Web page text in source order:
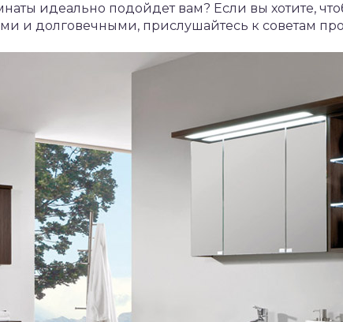
идеально подойдет вам? Если вы хотите,
и долговечными, прислушайтесь к советам